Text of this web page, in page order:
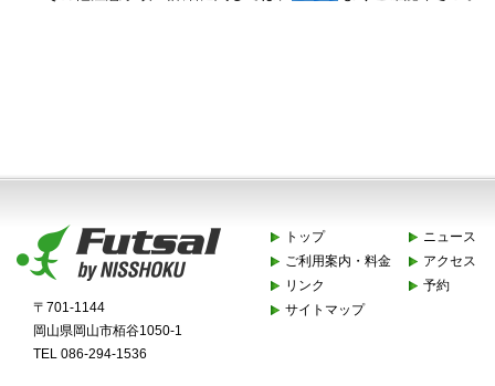
〒701-1144
岡山県岡山市栢谷1050-1
TEL 086-294-1536
トップ
ニュース
ご利用案内・料金
アクセス
リンク
予約
サイトマップ